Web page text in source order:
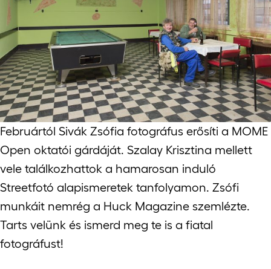
Februártól Sivák Zsófia fotográfus erősíti a MOME
Open oktatói gárdáját. Szalay Krisztina mellett
vele találkozhattok a hamarosan induló
Streetfotó alapismeretek tanfolyamon. Zsófi
munkáit nemrég a Huck Magazine szemlézte.
Tarts velünk és ismerd meg te is a fiatal
fotográfust!